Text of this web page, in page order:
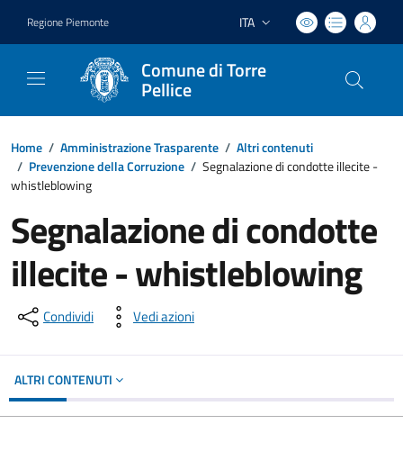
Regione Piemonte Lingua attiva:
ITA
Comune di Torre
Pellice
Home / Amministrazione Trasparente / Altri contenuti
/ Prevenzione della Corruzione / Segnalazione di condotte illecite -
whistleblowing
Segnalazione di condotte
illecite - whistleblowing
Condividi Vedi azioni
ALTRI CONTENUTI